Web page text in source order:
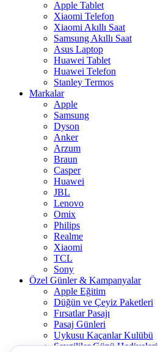
Apple Tablet
Xiaomi Telefon
Xiaomi Akıllı Saat
Samsung Akıllı Saat
Asus Laptop
Huawei Tablet
Huawei Telefon
Stanley Termos
Markalar
Apple
Samsung
Dyson
Anker
Arzum
Braun
Casper
Huawei
JBL
Lenovo
Omix
Philips
Realme
Xiaomi
TCL
Sony
Özel Günler & Kampanyalar
Apple Eğitim
Düğün ve Çeyiz Paketleri
Fırsatlar Pasajı
Pasaj Günleri
Uykusu Kaçanlar Kulübü
Sevgililer Günü Hediyeleri